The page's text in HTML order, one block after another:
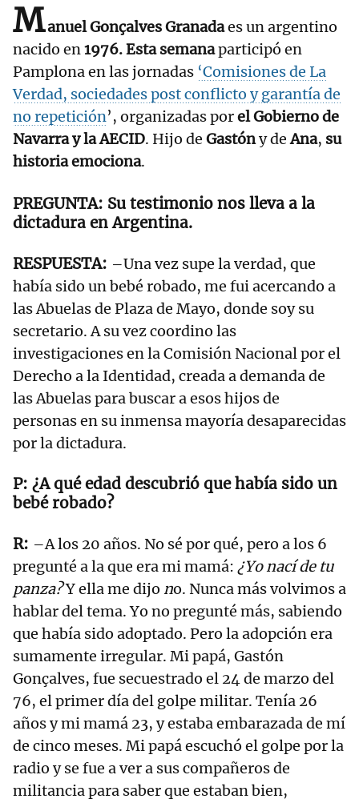
Manuel Gonçalves Granadaes un argentino
nacido en1976. Esta semanaparticipó en
Pamplona en las jornadas ‘Comisiones de La
Verdad, sociedades post conflicto y garantía de
no repetición’, organizadas porel Gobierno de
Navarra y la AECID. Hijo de Gastóny deAna, su
historia emociona.
Su testimonio nos lleva a la
dictadura en Argentina.
–Una vez supe la verdad, que
había sido un bebé robado, me fui acercando a
las Abuelas de Plaza de Mayo, donde soy su
secretario. A su vez coordino las
investigaciones en la Comisión Nacional por el
Derecho a la Identidad, creada a demanda de
las Abuelas para buscar a esos hijos de
personas en su inmensa mayoría desaparecidas
por la dictadura.
¿A qué edad descubrió que había sido un
bebé robado?
–A los 20 años. No sé por qué, pero a los 6
pregunté a la que era mi mamá: ¿Yo nací de tu
panza?Y ella me dijo no. Nunca más volvimos a
hablar del tema. Yo no pregunté más, sabiendo
que había sido adoptado. Pero la adopción era
sumamente irregular. Mi papá, Gastón
Gonçalves, fue secuestrado el 24 de marzo del
76, el primer día del golpe militar. Tenía 26
años y mi mamá 23, y estaba embarazada de mí
de cinco meses. Mi papá escuchó el golpe por la
radio y se fue a ver a sus compañeros de
militancia para saber que estaban bien,